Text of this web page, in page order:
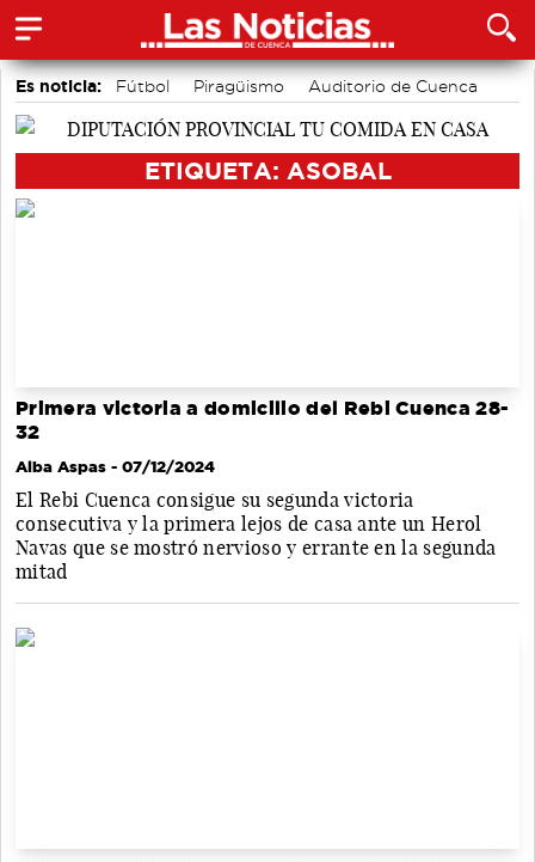
Es noticia: Fútbol Piragüismo
Auditorio de Cuenca
Área de Deportes
ETIQUETA: ASOBAL
Primera victoria a domicilio del Rebi Cuenca 28-
32
Alba Aspas - 07/12/2024
El Rebi Cuenca consigue su segunda victoria
consecutiva y la primera lejos de casa ante un Herol
Navas que se mostró nervioso y errante en la segunda
mitad